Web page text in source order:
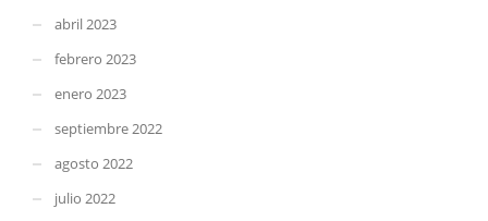
abril 2023
febrero 2023
enero 2023
septiembre 2022
agosto 2022
julio 2022